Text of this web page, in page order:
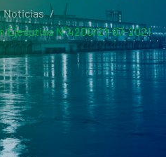
Noticias
Ejecutivo N°4200/21-07-2021